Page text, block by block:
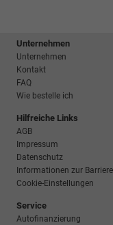
Unternehmen
Unternehmen
Kontakt
FAQ
Wie bestelle ich
Hilfreiche Links
AGB
Impressum
Datenschutz
Informationen zur
Cookie-Einstellungen
Service
Autofinanzierung